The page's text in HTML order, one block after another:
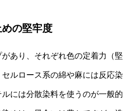
の堅牢度
あり、それぞれ色の定着力（堅
ルロース系の綿や麻には反応染
には分散染料を使うのが一般的